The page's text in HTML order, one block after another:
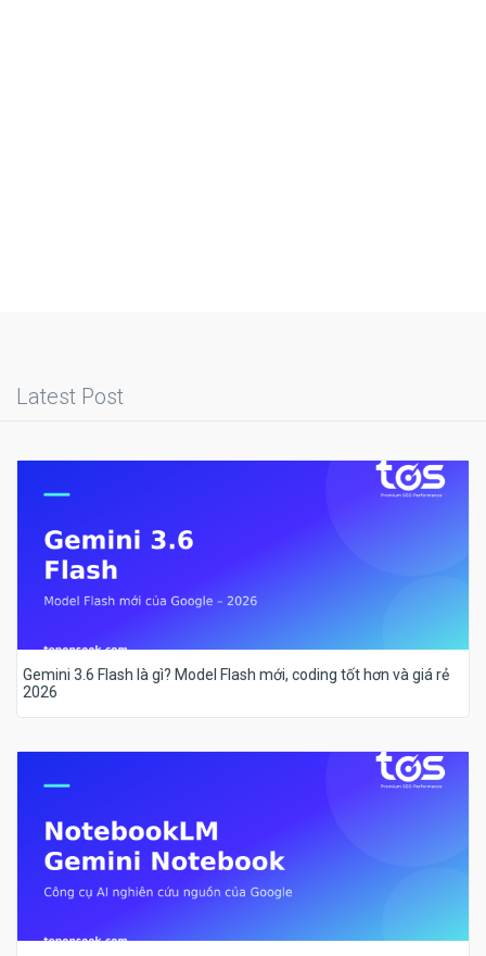
Latest Post
Gemini 3.6 Flash là gì? Model Flash mới, coding tốt hơn và giá rẻ
2026